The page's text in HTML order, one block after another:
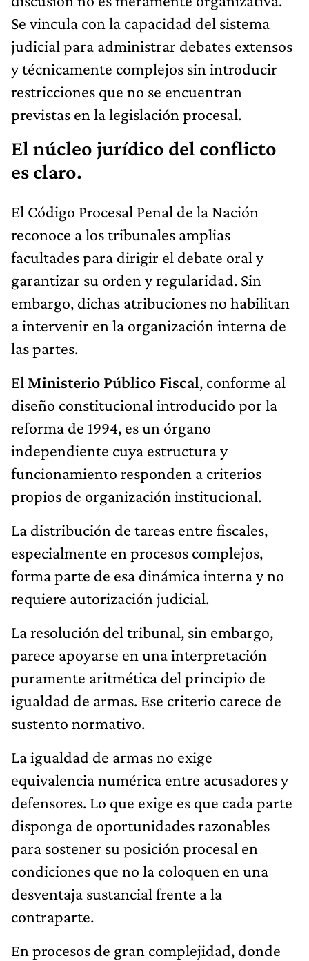
Se vincula con la capacidad del sistema
judicial para administrar debates extensos
y técnicamente complejos sin introducir
restricciones que no se encuentran
previstas en la legislación procesal.
El núcleo jurídico del conflicto
es claro.
El Código Procesal Penal de la Nación
reconoce a los tribunales amplias
facultades para dirigir el debate oral y
garantizar su orden y regularidad. Sin
embargo, dichas atribuciones no habilitan
a intervenir en la organización interna de
las partes.
El Ministerio Público Fiscal, conforme al
diseño constitucional introducido por la
reforma de 1994, es un órgano
independiente cuya estructura y
funcionamiento responden a criterios
propios de organización institucional.
La distribución de tareas entre fiscales,
especialmente en procesos complejos,
forma parte de esa dinámica interna y no
requiere autorización judicial.
La resolución del tribunal, sin embargo,
parece apoyarse en una interpretación
puramente aritmética del principio de
igualdad de armas. Ese criterio carece de
sustento normativo.
La igualdad de armas no exige
equivalencia numérica entre acusadores y
defensores. Lo que exige es que cada parte
disponga de oportunidades razonables
para sostener su posición procesal en
condiciones que no la coloquen en una
desventaja sustancial frente a la
contraparte.
En procesos de gran complejidad, donde